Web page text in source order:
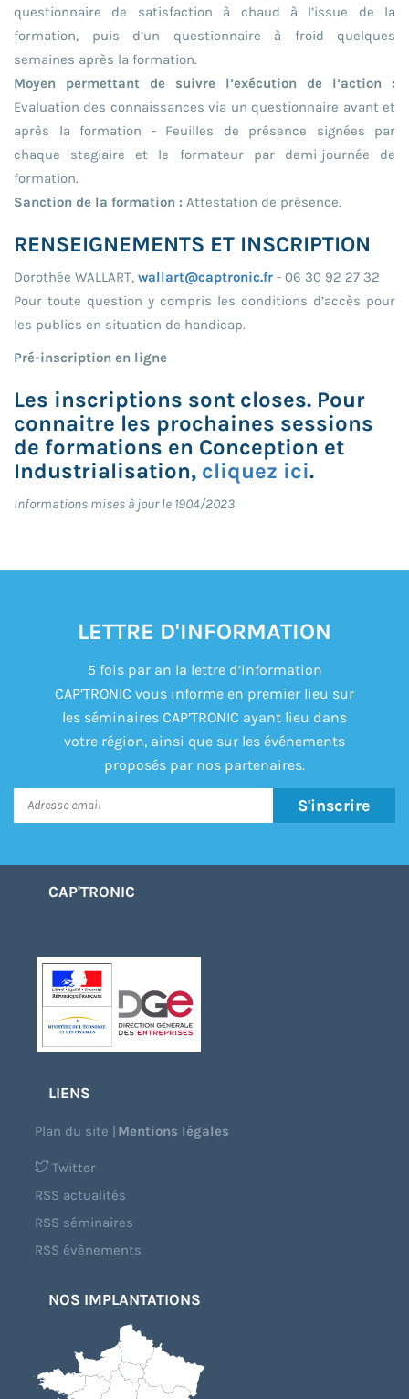
questionnaire de satisfaction à chaud à l’issue de la
formation, puis d’un questionnaire à froid quelques
semaines après la formation.
Moyen permettant de suivre l’exécution de l’action :
Evaluation des connaissances via un questionnaire avant et
après la formation - Feuilles de présence signées par
chaque stagiaire et le formateur par demi-journée de
formation.
Sanction de la formation : Attestation de présence.
RENSEIGNEMENTS ET INSCRIPTION
Dorothée WALLART, wallart@captronic.fr - 06 30 92 27 32
Pour toute question y compris les conditions d’accès pour
les publics en situation de handicap.
Pré-inscription en ligne
Les inscriptions sont closes. Pour
connaitre les prochaines sessions
de formations en Conception et
Industrialisation, cliquez ici.
Informations mises à jour le 1904/2023
LETTRE D'INFORMATION
5 fois par an la lettre d’information
CAP’TRONIC vous informe en premier lieu sur
les séminaires CAP’TRONIC ayant lieu dans
votre région, ainsi que sur les événements
proposés par nos partenaires.
S'inscrire
CAP'TRONIC
LIENS
Plan du site |Mentions légales
Twitter
RSS actualités
RSS séminaires
RSS évènements
NOS IMPLANTATIONS